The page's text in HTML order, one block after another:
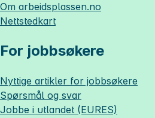
Om arbeidsplassen.no
Nettstedkart
For jobbsøkere
Nyttige artikler for jobbsøkere
Spørsmål og svar
Jobbe i utlandet (EURES)